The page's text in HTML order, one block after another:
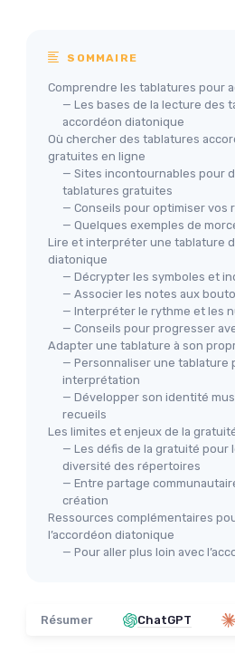
SOMMAIRE
Comprendre les tablatures pour
— Les bases de la lecture des
accordéon diatonique
Où chercher des tablatures
gratuites en ligne
— Sites incontournables pour
tablatures gratuites
— Conseils pour optimiser vos
— Quelques exemples de
Lire et interpréter une tablature
diatonique
— Décrypter les symboles et
— Associer les notes aux
— Interpréter le rythme et les
— Conseils pour progresser
Adapter une tablature à son
— Personnaliser une tablature
interprétation
— Développer son identité
recueils
Les limites et enjeux de la
— Les défis de la gratuité pour
diversité des répertoires
— Entre partage
création
Ressources complémentaires
l’accordéon diatonique
— Pour aller plus loin avec
Résumer ChatGPT